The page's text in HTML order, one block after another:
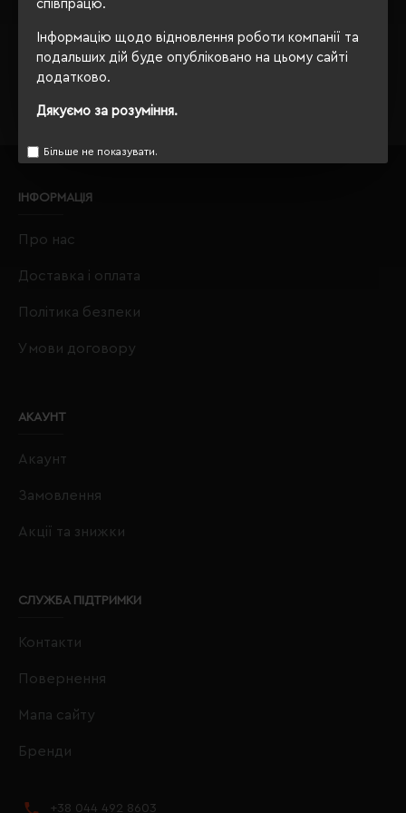
співпрацю.
Інформацію щодо відновлення роботи компанії та
подальших дій буде опубліковано на цьому сайті
додатково.
Дякуємо за розуміння.
Більше не показувати.
, вулиця Київська, 97,
Софіївська Борщагівка, Київська обл., 08131,
crm@eurobusiness.com.ua,
ІНФОРМАЦІЯ
Про нас
Доставка і оплата
Політика безпеки
Умови договору
АКАУНТ
Акаунт
Замовлення
Акції та знижки
СЛУЖБА ПІДТРИМКИ
Контакти
Повернення
Мапа сайту
Бренди
+38 044 492 8603